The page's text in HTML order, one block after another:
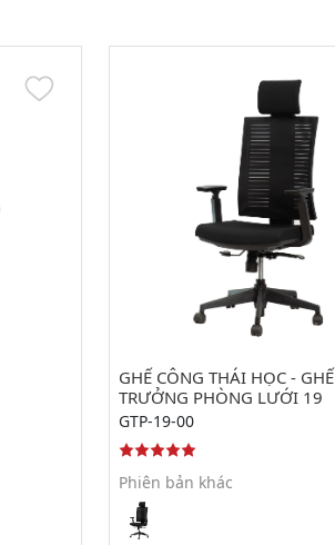
GHẾ CÔNG THÁI HỌC - GHẾ
TRƯỞNG PHÒNG LƯỚI 19
GTP-19-00
Phiên bản khác